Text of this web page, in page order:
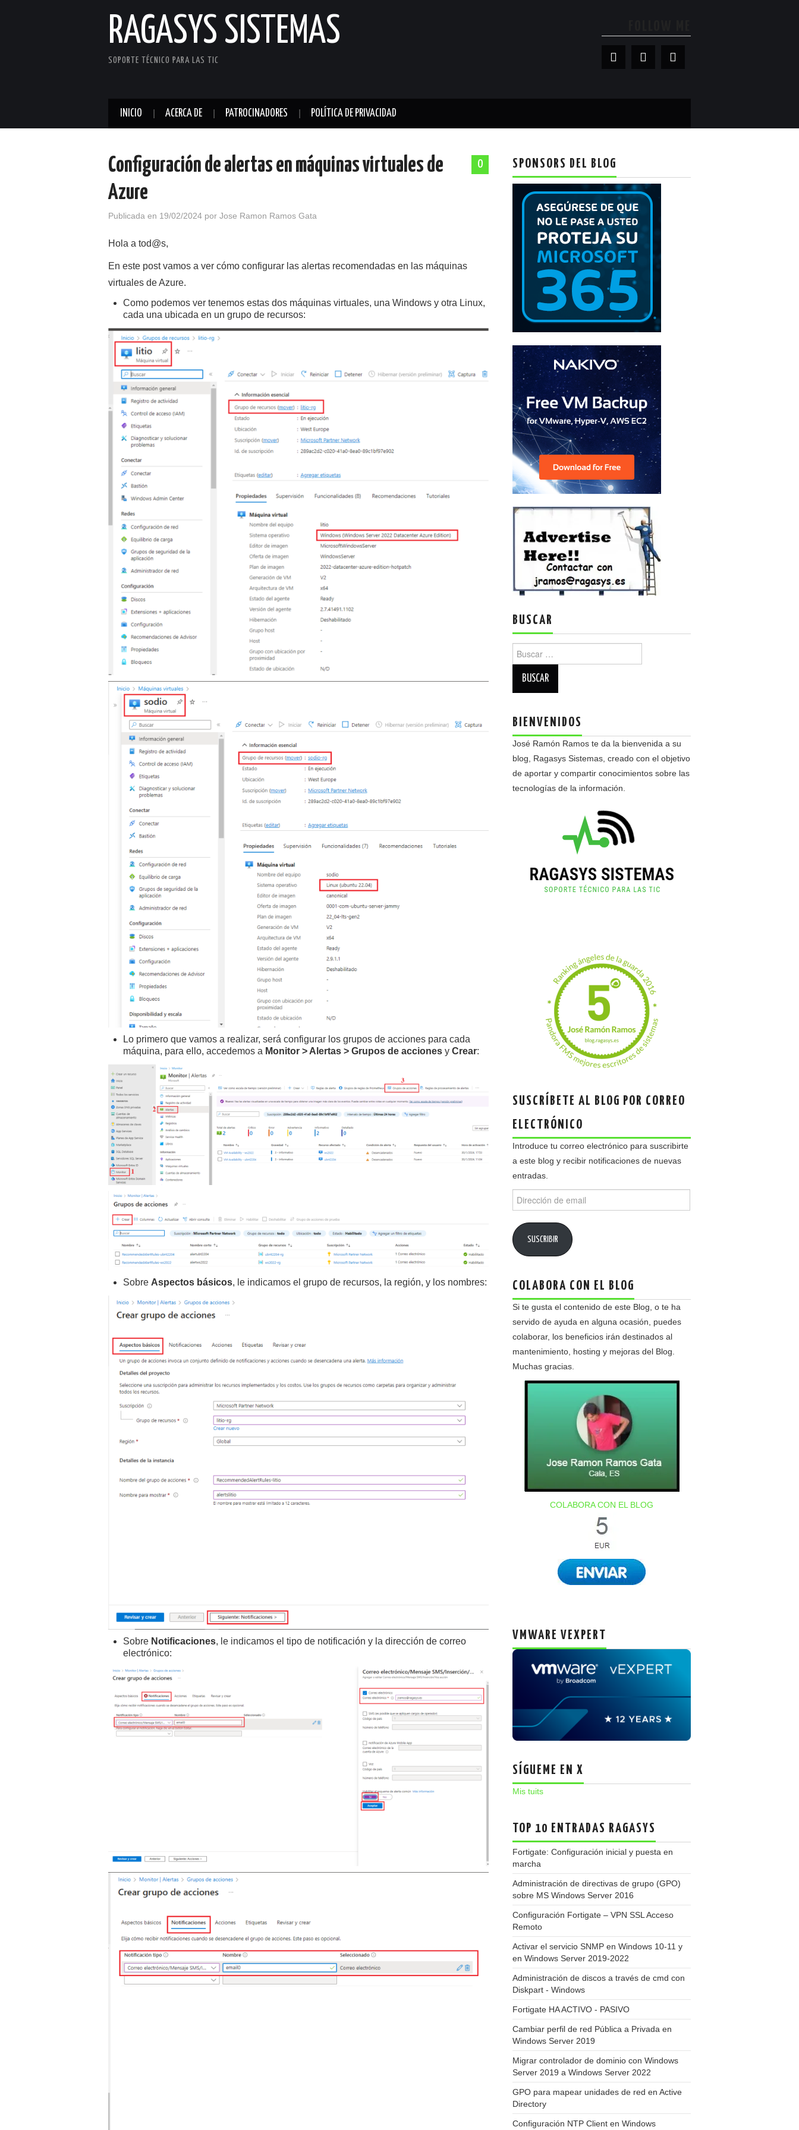
RAGASYS SISTEMAS
SOPORTE TÉCNICO PARA LAS TIC
INICIO ACERCA DE PATROCINADORES POLÍTICA DE PRIVACIDAD
0
Configuración de alertas en máquinas virtuales de
Azure
Publicada en 19/02/2024 por Jose Ramon Ramos Gata
Hola a tod@s,
En este post vamos a ver cómo configurar las alertas recomendadas en las máquinas
virtuales de Azure.
Como podemos ver tenemos estas dos máquinas virtuales, una Windows y otra Linux,
cada una ubicada en un grupo de recursos:
Lo primero que vamos a realizar, será configurar los grupos de acciones para cada
máquina, para ello, accedemos a Monitor > Alertas > Grupos de acciones y Crear:
Sobre Aspectos básicos, le indicamos el grupo de recursos, la región, y los nombres:
Sobre Notificaciones, le indicamos el tipo de notificación y la dirección de correo
electrónico:
SPONSORS DEL BLOG
BUSCAR
BIENVENIDOS
José Ramón Ramos te da la bienvenida a su
blog, Ragasys Sistemas, creado con el objetivo
de aportar y compartir conocimientos sobre las
tecnologías de la información.
SUSCRÍBETE AL BLOG POR CORREO
ELECTRÓNICO
Introduce tu correo electrónico para suscribirte
a este blog y recibir notificaciones de nuevas
entradas.
de
SUSCRIBIR
COLABORA CON EL BLOG
Si te gusta el contenido de este Blog, o te ha
servido de ayuda en alguna ocasión, puedes
colaborar, los beneficios irán destinados al
mantenimiento, hosting y mejoras del Blog.
Muchas gracias.
COLABORA CON EL BLOG
VMWARE VEXPERT
SÍGUEME EN X
Mis tuits
TOP 10 ENTRADAS RAGASYS
Fortigate: Configuración inicial y puesta en
marcha
Administración de directivas de grupo (GPO)
sobre MS Windows Server 2016
Configuración Fortigate – VPN SSL Acceso
Remoto
Activar el servicio SNMP en Windows 10-11 y
en Windows Server 2019-2022
Administración de discos a través de cmd con
Diskpart - Windows
Fortigate HA ACTIVO - PASIVO
Cambiar perfil de red Pública a Privada en
Windows Server 2019
Migrar controlador de dominio con Windows
Server 2019 a Windows Server 2022
GPO para mapear unidades de red en Active
Directory
Configuración NTP Client en Windows